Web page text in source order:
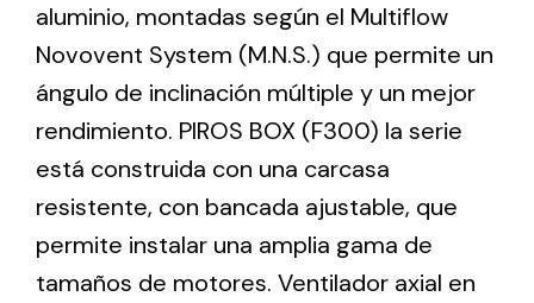
Ventilation
The incorporation of Novovent into the group
meant a greater offer of ventilation products for
different uses
aluminio, montadas según el Multiflow
Novovent System (M.N.S.) que permite un
ángulo de inclinación múltiple y un mejor
rendimiento. PIROS BOX (F300) la serie
está construida con una carcasa
resistente, con bancada ajustable, que
permite instalar una amplia gama de
tamaños de motores. Ventilador axial en